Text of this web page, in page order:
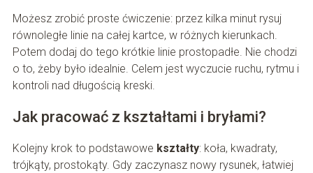
Możesz zrobić proste ćwiczenie: przez kilka minut rysuj
równoległe linie na całej kartce, w różnych kierunkach.
Potem dodaj do tego krótkie linie prostopadłe. Nie chodzi
o to, żeby było idealnie. Celem jest wyczucie ruchu, rytmu i
kontroli nad długością kreski.
Jak pracować z kształtami i bryłami?
Kolejny krok to podstawowe kształty: koła, kwadraty,
trójkąty, prostokąty. Gdy zaczynasz nowy rysunek, łatwiej